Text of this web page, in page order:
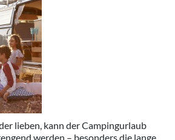
lieben, kann der Campingurlaub
werden – besonders die lange